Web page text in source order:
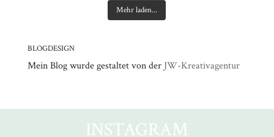
Mehr laden...
BLOGDESIGN
Mein Blog wurde gestaltet von der JW-Kreativagentur
INSTAGRAM